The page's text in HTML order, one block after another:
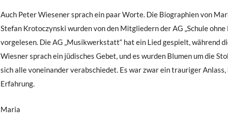
Auch Peter Wiesener sprach ein paar Worte. Die Biographien von
Stefan Krotoczynski wurden von den Mitgliedern der AG „Schule ohne
vorgelesen. Die AG „Musikwerkstatt“ hat ein Lied gespielt, während
Wiesner sprach ein jüdisches Gebet, und es wurden Blumen um die
sich alle voneinander verabschiedet. Es war zwar ein trauriger Anlass,
Erfahrung.
Maria